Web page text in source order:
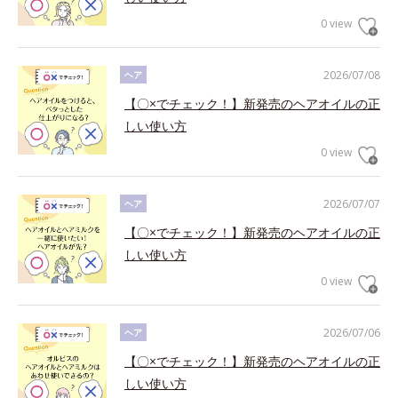
0 view
2026/07/08
ヘア
【〇×でチェック！】新発売のヘアオイルの正
しい使い方
0 view
2026/07/07
ヘア
【〇×でチェック！】新発売のヘアオイルの正
しい使い方
0 view
2026/07/06
ヘア
【〇×でチェック！】新発売のヘアオイルの正
しい使い方